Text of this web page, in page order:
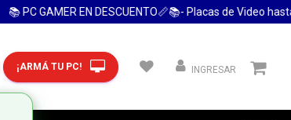
PC GAMER EN DESCUENTO📏📚- Placas de Video hasta
¡ARMÁ TU PC! INGRESAR